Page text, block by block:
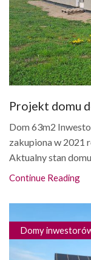
Projekt domu
Dom 63m2
zakupiona w 2021
Aktualny stan
Continue Reading
Domy